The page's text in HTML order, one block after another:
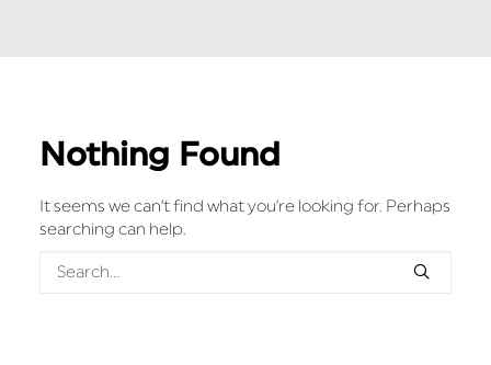
Nothing Found
It seems we can’t find what you’re looking for. Perhaps
searching can help.